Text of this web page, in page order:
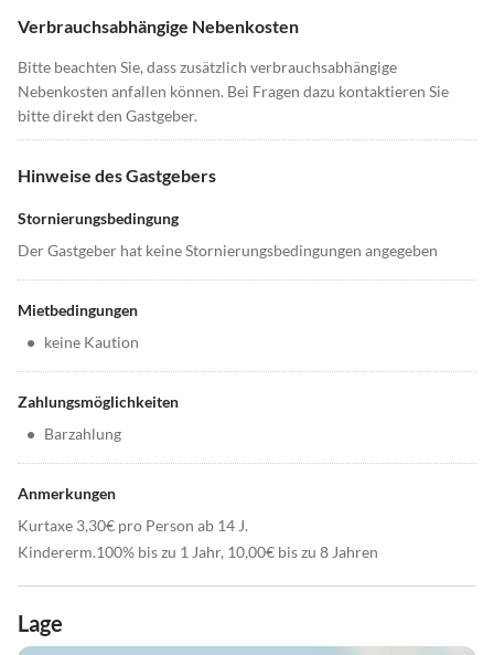
Verbrauchsabhängige Nebenkosten
Bitte beachten Sie, dass zusätzlich verbrauchsabhängige
Nebenkosten anfallen können. Bei Fragen dazu kontaktieren Sie
bitte direkt den Gastgeber.
Hinweise des Gastgebers
Stornierungsbedingung
Der Gastgeber hat keine Stornierungsbedingungen angegeben
Mietbedingungen
• keine Kaution
Zahlungsmöglichkeiten
• Barzahlung
Anmerkungen
Kurtaxe 3,30€ pro Person ab 14 J.
Kindererm.100% bis zu 1 Jahr, 10,00€ bis zu 8 Jahren
Lage